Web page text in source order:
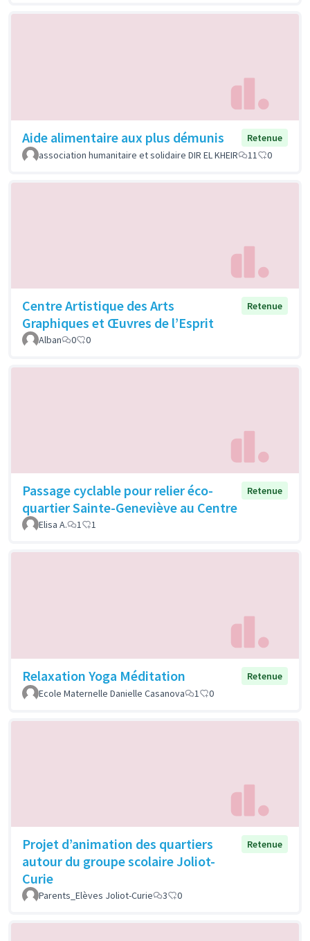
Aide alimentaire aux plus démunis
Retenue
association humanitaire et solidaire DIR EL KHEIR
11 0
Centre Artistique des Arts
Graphiques et Œuvres de l’Esprit
Retenue
Alban 0 0
Passage cyclable pour relier éco-
quartier Sainte-Geneviève au Centre
Retenue
Elisa A. 1 1
Relaxation Yoga Méditation
Retenue
Ecole Maternelle Danielle Casanova
1 0
Projet d’animation des quartiers
autour du groupe scolaire Joliot-
Curie
Retenue
Parents_Elèves Joliot-Curie 3 0